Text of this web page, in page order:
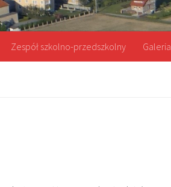
Zespół szkolno-przedszkolny Galeria